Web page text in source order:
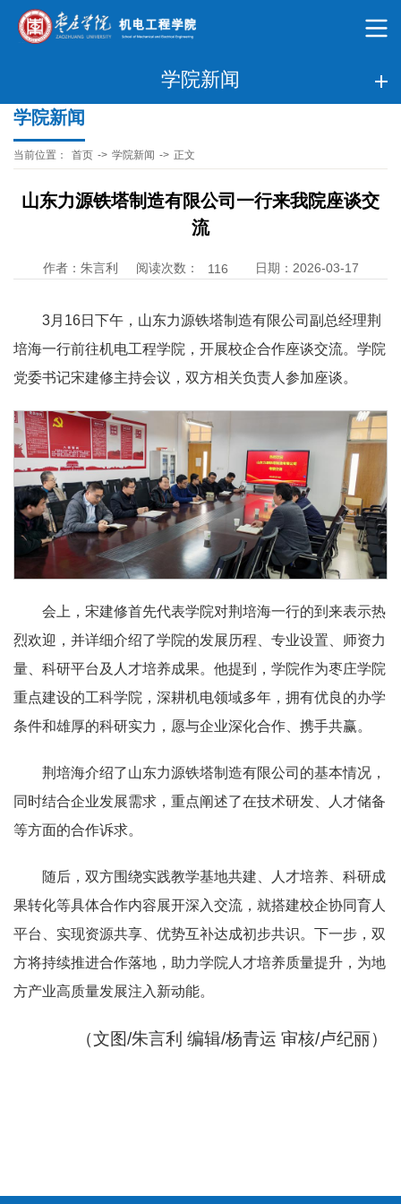
学院新闻
学院新闻
当前位置： 首页 -> 学院新闻 -> 正文
山东力源铁塔制造有限公司一行来我院座谈交
流
作者：朱言利 阅读次数： 116 日期：2026-03-17
3月16日下午，山东力源铁塔制造有限公司副总经理荆
培海一行前往机电工程学院，开展校企合作座谈交流。学院
党委书记宋建修主持会议，双方相关负责人参加座谈。
会上，宋建修首先代表学院对荆培海一行的到来表示热
烈欢迎，并详细介绍了学院的发展历程、专业设置、师资力
量、科研平台及人才培养成果。他提到，学院作为枣庄学院
重点建设的工科学院，深耕机电领域多年，拥有优良的办学
条件和雄厚的科研实力，愿与企业深化合作、携手共赢。
荆培海介绍了山东力源铁塔制造有限公司的基本情况，
同时结合企业发展需求，重点阐述了在技术研发、人才储备
等方面的合作诉求。
随后，双方围绕实践教学基地共建、人才培养、科研成
果转化等具体合作内容展开深入交流，就搭建校企协同育人
平台、实现资源共享、优势互补达成初步共识。下一步，双
方将持续推进合作落地，助力学院人才培养质量提升，为地
方产业高质量发展注入新动能。
（文图/朱言利 编辑/杨青运 审核/卢纪丽）